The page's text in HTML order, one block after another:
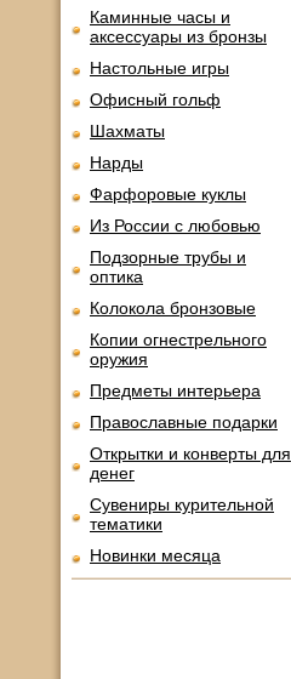
Каминные часы и
аксессуары из бронзы
Настольные игры
Офисный гольф
Шахматы
Нарды
Фарфоровые куклы
Из России с любовью
Подзорные трубы и
оптика
Колокола бронзовые
Копии огнестрельного
оружия
Предметы интерьера
Православные подарки
Открытки и конверты для
денег
Сувениры курительной
тематики
Новинки месяца